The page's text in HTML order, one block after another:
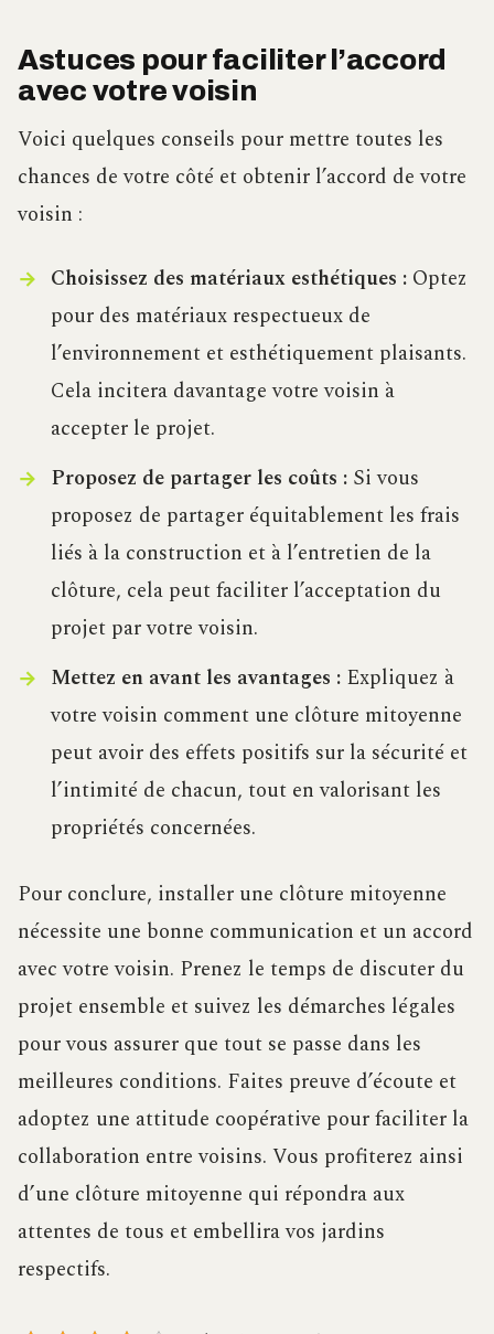
Astuces pour faciliter l’accord
avec votre voisin
Voici quelques conseils pour mettre toutes les
chances de votre côté et obtenir l’accord de votre
voisin :
Choisissez des matériaux esthétiques :Optez
pour des matériaux respectueux de
l’environnement et esthétiquement plaisants.
Cela incitera davantage votre voisin à
accepter le projet.
Proposez de partager les coûts :Si vous
proposez de partager équitablement les frais
liés à la construction et à l’entretien de la
clôture, cela peut faciliter l’acceptation du
projet par votre voisin.
Mettez en avant les avantages :Expliquez à
votre voisin comment une clôture mitoyenne
peut avoir des effets positifs sur la sécurité et
l’intimité de chacun, tout en valorisant les
propriétés concernées.
Pour conclure, installer une clôture mitoyenne
nécessite une bonne communication et un accord
avec votre voisin. Prenez le temps de discuter du
projet ensemble et suivez les démarches légales
pour vous assurer que tout se passe dans les
meilleures conditions. Faites preuve d’écoute et
adoptez une attitude coopérative pour faciliter la
collaboration entre voisins. Vous profiterez ainsi
d’une clôture mitoyenne qui répondra aux
attentes de tous et embellira vos jardins
respectifs.